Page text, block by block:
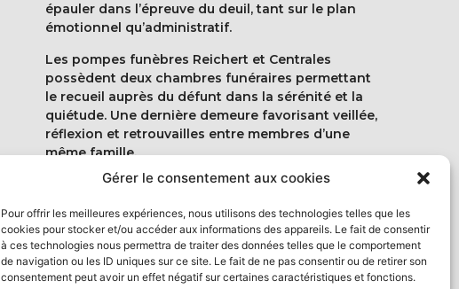
Gérer le consentement aux cookies
Pour offrir les meilleures expériences, nous utilisons des technologies telles que les
cookies pour stocker et/ou accéder aux informations des appareils. Le fait de consentir
à ces technologies nous permettra de traiter des données telles que le comportement
de navigation ou les ID uniques sur ce site. Le fait de ne pas consentir ou de retirer son
consentement peut avoir un effet négatif sur certaines caractéristiques et fonctions.
épauler dans l’épreuve du deuil, tant sur le plan
émotionnel qu’administratif.
Les pompes funèbres Reichert et Centrales
possèdent deux chambres funéraires permettant
le recueil auprès du défunt dans la sérénité et la
quiétude. Une dernière demeure favorisant veillée,
réflexion et retrouvailles entre membres d’une
même famille.
Notre site internet permet également de connaître
que de témoigner son émotion ou son hommage
en laissant un message aux proches de la
personne décédée.